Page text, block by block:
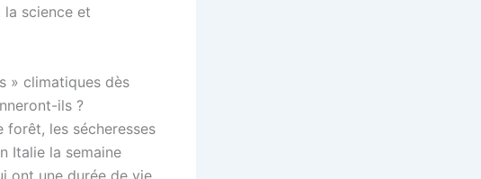
la science et
» climatiques dès
ils ?
forêt, les sécheresses
Italie la semaine
ont une durée de vie